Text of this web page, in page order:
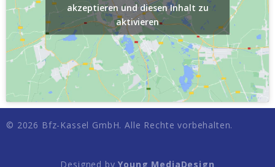
akzeptieren und diesen Inhalt zu
aktivieren
© 2026 Bfz-Kassel GmbH. Alle Rechte vorbehalten.
Designed byYoung MediaDesign